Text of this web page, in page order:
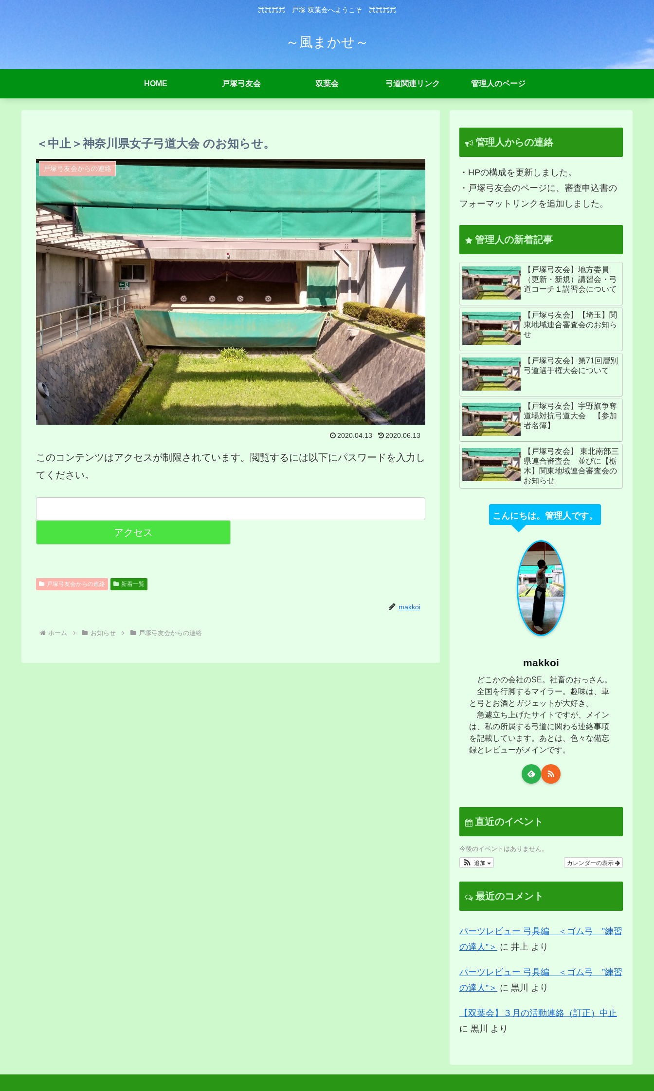
⌘⌘⌘⌘ 戸塚 双葉会へようこそ ⌘⌘⌘⌘
～風まかせ～
HOME 戸塚弓友会 双葉会 弓道関連リンク 管理人のページ
＜中止＞神奈川県女子弓道大会 のお知らせ。
戸塚弓友会からの連絡
2020.04.13 2020.06.13
このコンテンツはアクセスが制限されています。閲覧するには以下にパスワードを入力し
てください。
戸塚弓友会からの連絡 新着一覧
makkoi
ホーム お知らせ 戸塚弓友会からの連絡
管理人からの連絡
・HPの構成を更新しました。
・戸塚弓友会のページに、審査申込書の
フォーマットリンクを追加しました。
管理人の新着記事
【戸塚弓友会】地方委員
（更新・新規）講習会・弓
道コーチ１講習会について
【戸塚弓友会】【埼玉】関
東地域連合審査会のお知ら
せ
【戸塚弓友会】第71回層別
弓道選手権大会について
【戸塚弓友会】宇野旗争奪
道場対抗弓道大会 【参加
者名簿】
【戸塚弓友会】 東北南部三
県連合審査会 並びに【栃
木】関東地域連合審査会の
お知らせ
こんにちは。管理人です。
makkoi
どこかの会社のSE。社畜のおっさん。
全国を行脚するマイラー。趣味は、車
と弓とお酒とガジェットが大好き。
急遽立ち上げたサイトですが、メイン
は、私の所属する弓道に関わる連絡事項
を記載しています。あとは、色々な備忘
録とレビューがメインです。
直近のイベント
今後のイベントはありません。
カレンダーの表示
追加
最近のコメント
パーツレビュー 弓具編 ＜ゴム弓 ”練習
の達人”＞ に 井上 より
パーツレビュー 弓具編 ＜ゴム弓 ”練習
の達人”＞ に 黒川 より
【双葉会】３月の活動連絡（訂正）中止
に 黒川 より